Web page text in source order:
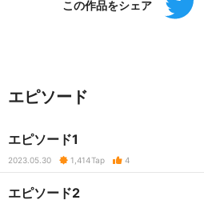
この作品をシェア
エピソード
エピソード1
2023.05.30 1,414Tap 4
エピソード2